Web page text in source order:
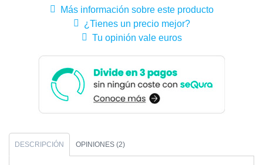
Más información sobre este producto
¿Tienes un precio mejor?
Tu opinión vale euros
DESCRIPCIÓN OPINIONES (2)